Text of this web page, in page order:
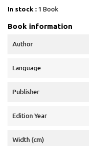
In stock : 1 Book
Book information
Author
Language
Publisher
Edition Year
Width (cm)